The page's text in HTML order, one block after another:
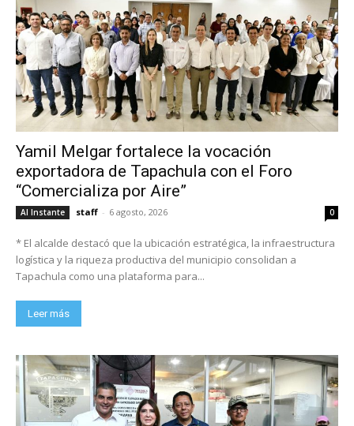
Yamil Melgar fortalece la vocación
exportadora de Tapachula con el Foro
“Comercializa por Aire”
Al Instante staff - 6 agosto, 2026 0
* El alcalde destacó que la ubicación estratégica, la infraestructura
logística y la riqueza productiva del municipio consolidan a
Tapachula como una plataforma para...
Leer más